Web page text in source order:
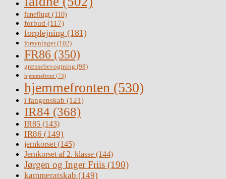
faneflugt (110)
forbud (117)
forplejning (181)
forsyninger(102)
FR86 (350)
grænsebevogtning (98)
hjemmefront (73)
hjemmefronten (530)
i fangenskab (121)
IR84 (368)
IR85 (143)
IR86 (149)
jernkorset(145)
Jernkorset af 2. klasse (144)
Jørgen og Inger Friis (190)
kammeratskab (149)